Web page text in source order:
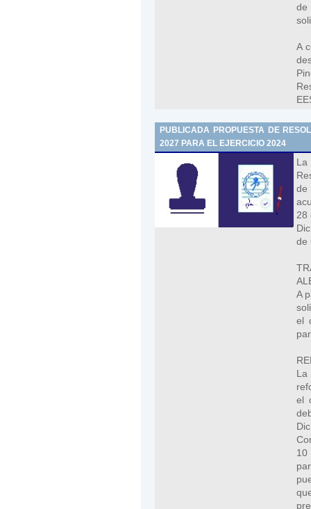
de
A
PUBLICADA PROPUESTA DE
2027 PARA EL EJERCICIO 2024
La
de
28
de
A
el
La
el
10